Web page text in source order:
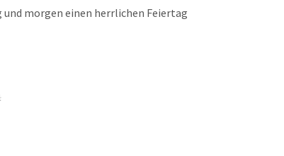
morgen einen herrlichen Feiertag